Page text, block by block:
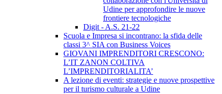
Udine per approfondire le nuove
frontiere tecnologiche
Digit - A.S. 21-22
Scuola e Impresa si incontrano: la sfida delle
classi 3^ SIA con Business Voices
GIOVANI IMPRENDITORI CRESCONO:
L’IT ZANON COLTIVA
L’IMPRENDITORIALITA’
A lezione di eventi: strategie e nuove prospettive
per il turismo culturale a Udine